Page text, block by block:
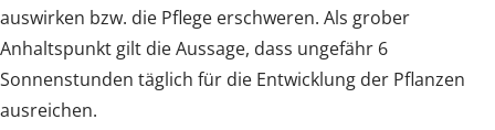
auswirken bzw. die Pflege erschweren. Als grober
Anhaltspunkt gilt die Aussage, dass ungefähr 6
Sonnenstunden täglich für die Entwicklung der Pflanzen
ausreichen.